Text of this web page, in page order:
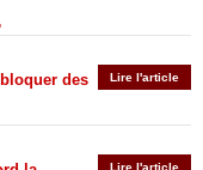
Lire l'article
des
Lire l'article